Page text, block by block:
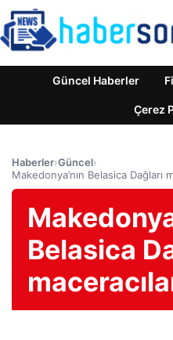
Güncel Haberler
Çerez
Haberler›Güncel›
Makedonya’nın Belasica Dağları
Belasica